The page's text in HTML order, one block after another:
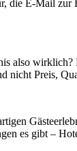
die E-Mail zur
also
nicht Preis,
es gibt –